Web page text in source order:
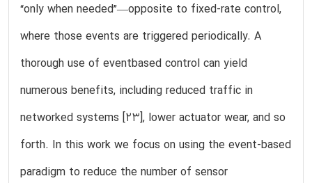
“only when needed”—opposite to fixed-rate control,
where those events are triggered periodically. A
thorough use of eventbased control can yield
numerous benefits, including reduced traffic in
networked systems [23], lower actuator wear, and so
forth. In this work we focus on using the event-based
paradigm to reduce the number of sensor